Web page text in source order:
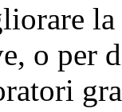
o per